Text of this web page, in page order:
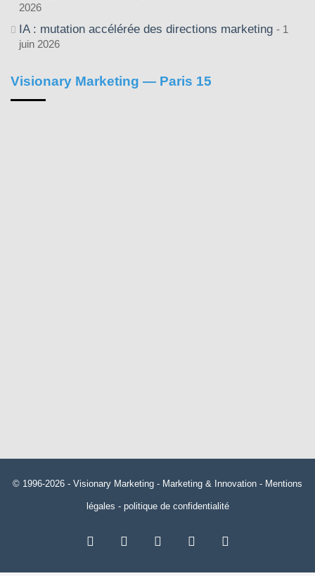
2026
IA : mutation accélérée des directions marketing
1
juin 2026
Visionary Marketing — Paris 15
© 1996-2026 - Visionary Marketing - Marketing & Innovation - Mentions
légales - politique de confidentialité
Facebook Linkedin